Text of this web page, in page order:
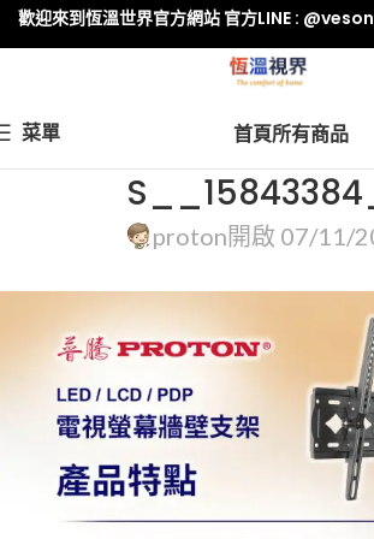
菜單 首頁所有商品
proton開啟 07/11/
歡迎來到恆溫世界官方網站 官方LINE :